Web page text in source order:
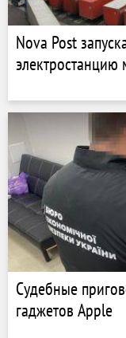
Nova Post
Судебные
гаджетов Apple